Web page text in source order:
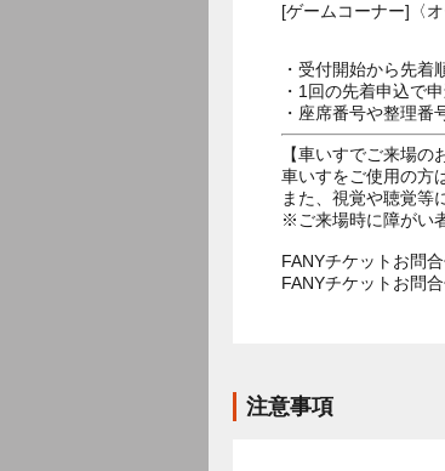
[ゲームコーナー]〈
・受付開始から先着
・1回の先着申込で
・座席番号や整理番
【車いすでご来場の
車いすをご使用の方
また、視覚や聴覚等
※ご来場時に障がい
FANYチケットお問
FANYチケットお問
注意事項